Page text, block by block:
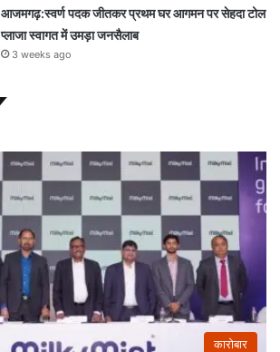
आजमगढ़:स्वर्ण पदक जीतकर प्रथम घर आगमन पर सेहदा टोल
प्लाजा स्वागत में उमड़ा जनसैलाब
3 weeks ago
कारोबार